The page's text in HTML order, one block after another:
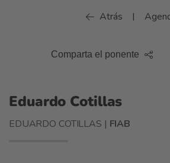
Atrás |
Comparta el ponente
Eduardo Cotillas
EDUARDO COTILLAS | FIAB